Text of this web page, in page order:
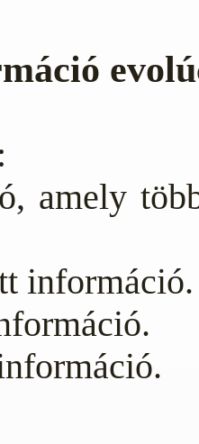
amely
információ.